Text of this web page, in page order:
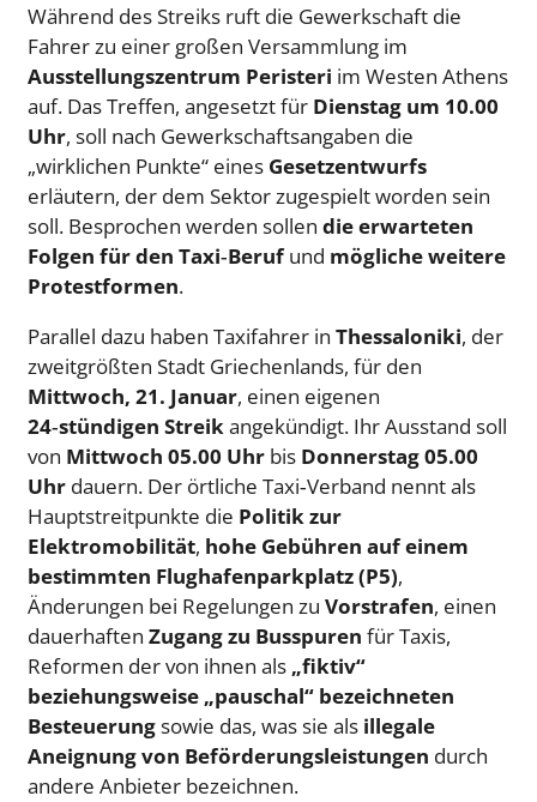
Während des Streiks ruft die Gewerkschaft die
Fahrer zu einer großen Versammlung im
Ausstellungszentrum Peristeri im Westen Athens
auf. Das Treffen, angesetzt für Dienstag um 10.00
Uhr, soll nach Gewerkschaftsangaben die
„wirklichen Punkte“ eines Gesetzentwurfs
erläutern, der dem Sektor zugespielt worden sein
soll. Besprochen werden sollen die erwarteten
Folgen für den Taxi‑Berufund mögliche weitere
Protestformen.
Parallel dazu haben Taxifahrer in Thessaloniki, der
zweitgrößten Stadt Griechenlands, für den
Mittwoch, 21. Januar, einen eigenen
24‑stündigen Streikangekündigt. Ihr Ausstand soll
von Mittwoch 05.00 Uhr bis Donnerstag 05.00
Uhr dauern. Der örtliche Taxi‑Verband nennt als
Hauptstreitpunkte die Politik zur
Elektromobilität, hohe Gebühren auf einem
bestimmten Flughafenparkplatz (P5),
Änderungen bei Regelungen zu Vorstrafen, einen
dauerhaften Zugang zu Busspuren für Taxis,
Reformen der von ihnen als „fiktiv“
beziehungsweise „pauschal“ bezeichneten
Besteuerungsowie das, was sie als illegale
Aneignung von Beförderungsleistungen durch
andere Anbieter bezeichnen.